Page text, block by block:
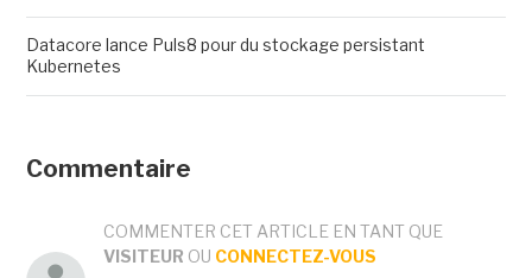
Datacore lance Puls8 pour du stockage persistant
Kubernetes
Commentaire
COMMENTER CET ARTICLE EN TANT QUE
VISITEUR OU CONNECTEZ-VOUS